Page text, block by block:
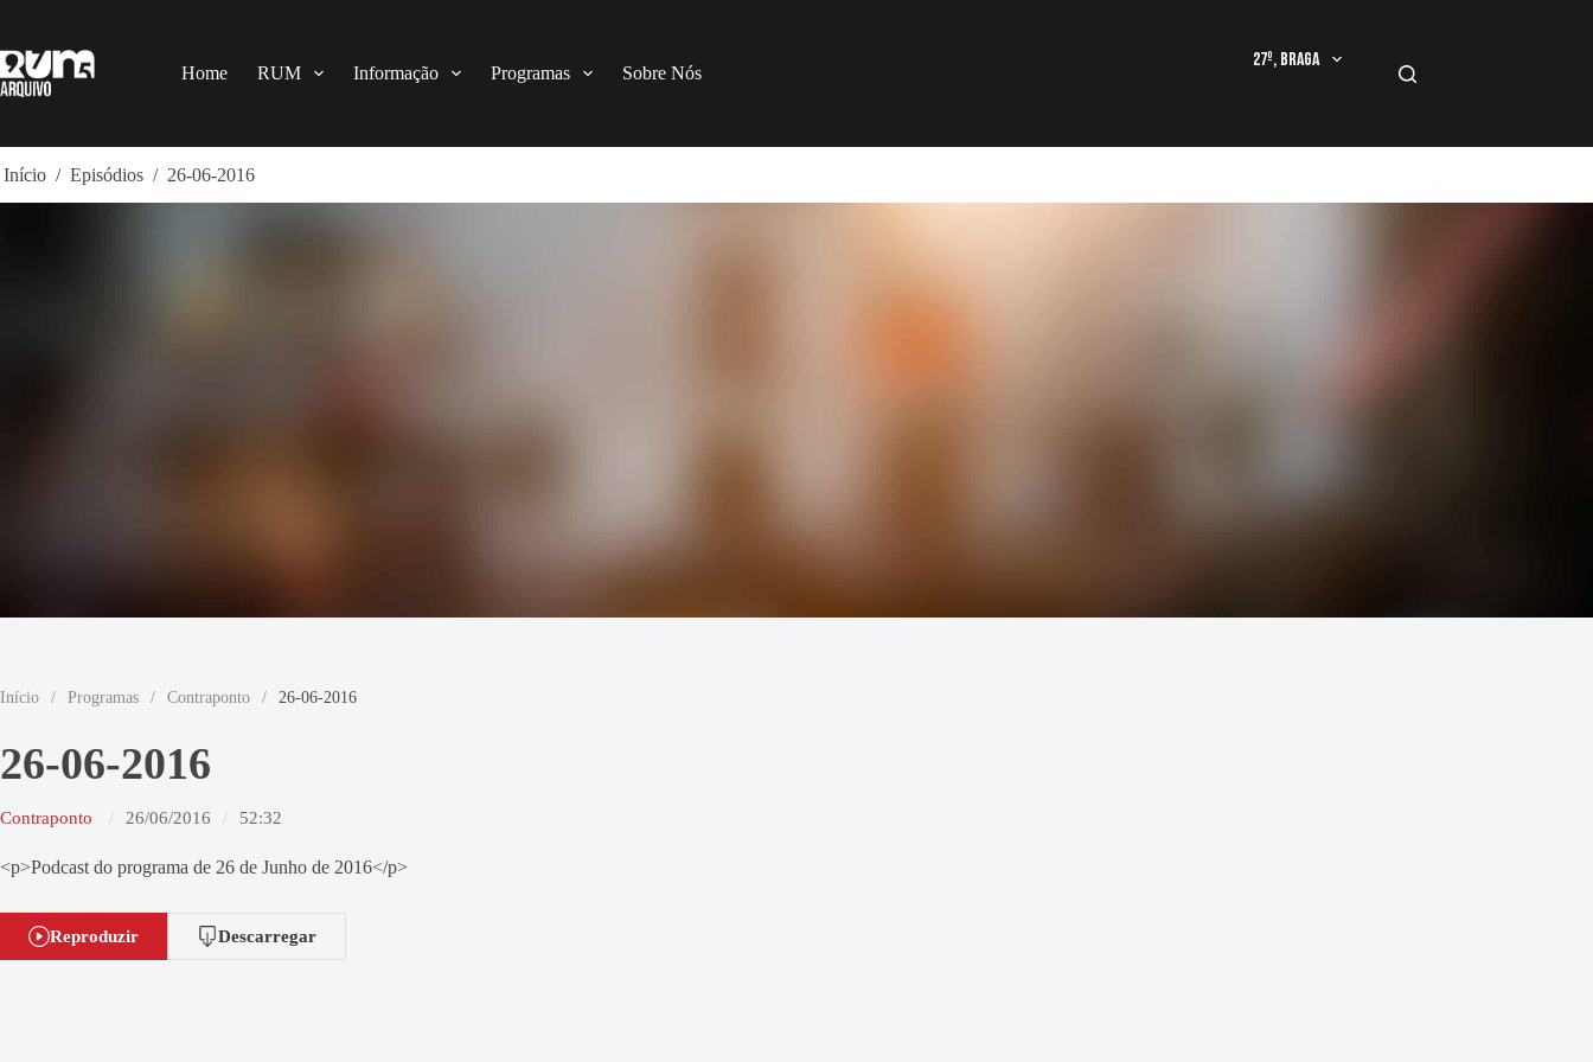
o
conteúdo
Home RUM Informação Programas Sobre Nós
27º, Braga
Início / Episódios / 26-06-2016
Início / Programas / Contraponto / 26-06-2016
26-06-2016
Contraponto 26/06/2016 52:32
<p>Podcast do programa de 26 de Junho de 2016</p>
Reproduzir Descarregar